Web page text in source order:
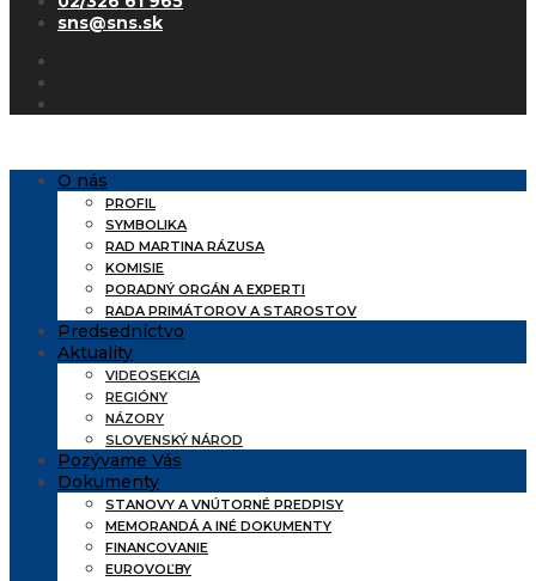
sns@sns.sk
O nás
PROFIL
SYMBOLIKA
RAD MARTINA RÁZUSA
KOMISIE
PORADNÝ ORGÁN A EXPERTI
RADA PRIMÁTOROV A STAROSTOV
Predsedníctvo
Aktuality
VIDEOSEKCIA
REGIÓNY
NÁZORY
SLOVENSKÝ NÁROD
Pozývame Vás
Dokumenty
STANOVY A VNÚTORNÉ PREDPISY
MEMORANDÁ A INÉ DOKUMENTY
FINANCOVANIE
EUROVOĽBY